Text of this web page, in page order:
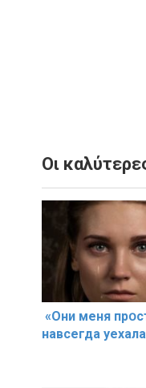
Οι
«Они меня
навсегда